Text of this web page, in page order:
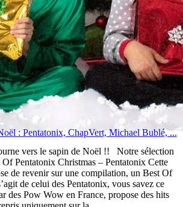
: Pentatonix, ChapVert, Michael Bublé, ...
vers le sapin de Noël !! Notre sélection
Of Pentatonix Christmas – Pentatonix Cette
de revenir sur une compilation, un Best Of
de celui des Pentatonix, vous savez ce
des Pow Wow en France, propose des hits